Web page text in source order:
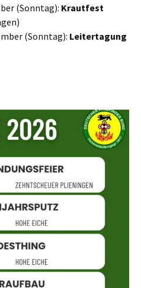
(Sonntag): Krautfest
(Sonntag): Leitertagung